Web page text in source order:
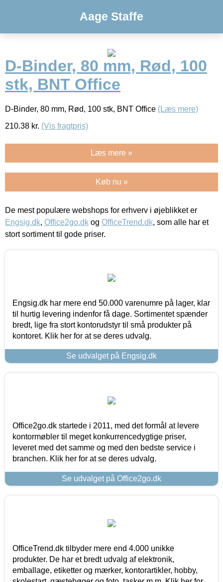
Aage Staffe
D-Binder, 80 mm, Rød, 100
stk, BNT Office
D-Binder, 80 mm, Rød, 100 stk, BNT Office (Læs mere)
210.38 kr. (Vis fragtpris)
Læs mere »
Køb nu »
De mest populære webshops for erhverv i øjeblikket er
Engsig.dk, Office2go.dk og OfficeTrend.dk, som alle har et
stort sortiment til gode priser.
Engsig.dk har mere end 50.000 varenumre på lager, klar
til hurtig levering indenfor få dage. Sortimentet spænder
bredt, lige fra stort kontorudstyr til små produkter på
kontoret. Klik her for at se deres udvalg.
Se udvalget på Engsig.dk
Office2go.dk startede i 2011, med det formål at levere
kontormøbler til meget konkurrencedygtige priser,
leveret med det samme og med den bedste service i
branchen. Klik her for at se deres udvalg.
Se udvalget på Office2go.dk
OfficeTrend.dk tilbyder mere end 4.000 unikke
produkter. De har et bredt udvalg af elektronik,
emballage, etiketter og mærker, kontorartikler, hobby,